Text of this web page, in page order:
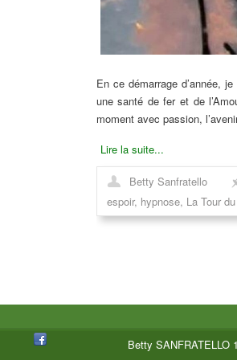
En ce démarrage d’année,
une santé de fer et de
moment avec passion,
Lire la suite...
Betty Sanfratello
espoir, hypnose, La Tour
Betty SANFRATELLO